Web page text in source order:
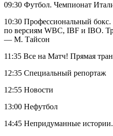
09:30 Футбол. Чемпионат
10:30 Профессиональный
по версиям WBC, IBF и IBO.
— М. Тайсон
11:35 Все на Матч! Прямая
12:35 Специальный репортаж
12:55 Новости
13:00 Нефутбол
14:45 Непридуманные